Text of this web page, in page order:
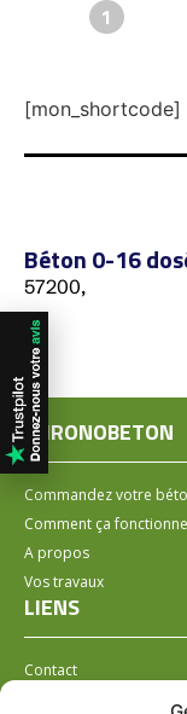
1
[mon_shortcode]
Béton 0-16
57200,
CHRONOBETON
Commandez votre
Comment ça
A propos
Vos travaux
LIENS
Contact